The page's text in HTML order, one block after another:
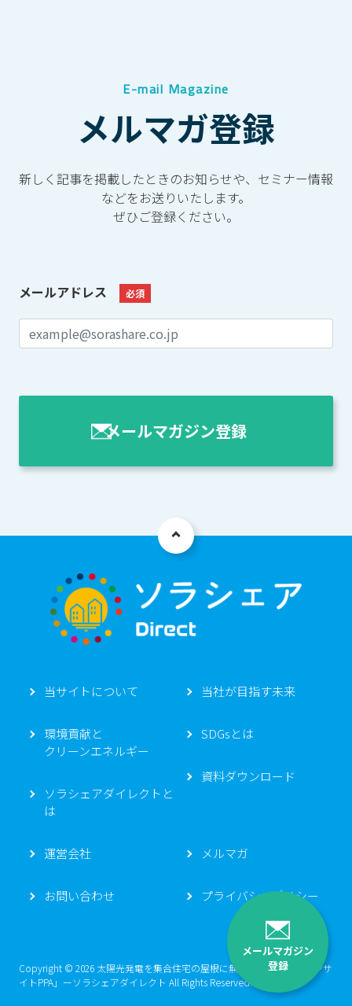
メールマガジン
登録
E-mail Magazine
メルマガ登録
新しく記事を掲載したときのお知らせや、セミナー情報
などをお送りいたします。
ぜひご登録ください。
メールアドレス 必須
メールマガジン登録
当サイトについて
環境貢献と
クリーンエネルギー
ソラシェアダイレクトと
は
当社が目指す未来
SDGsとは
資料ダウンロード
運営会社
お問い合わせ
メルマガ
プライバシーポリシー
Copyright © 2026 太陽光発電を集合住宅の屋根に無料で設置する「オンサ
イトPPA」ーソラシェアダイレクト All Rights Reserved.